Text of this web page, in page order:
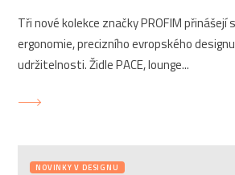
Tři nové kolekce značky PROFIM
ergonomie, precizního evropského
udržitelnosti. Židle PACE, lounge...
NOVINKY V DESIGNU